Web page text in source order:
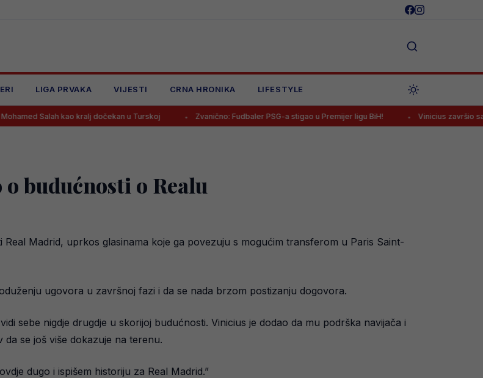
LIGA PRVAKA VIJESTI CRNA HRONIKA LIFESTYLE
kao kralj dočekan u Turskoj Zvanično: Fudbaler PSG-a stigao u Premijer ligu BiH! Vinicius završio sastanak s
budućnosti o Realu
Madrid, uprkos glasinama koje ga povezuju s mogućim transferom u Paris Saint-
ugovora u završnoj fazi i da se nada brzom postizanju dogovora.
sebe nigdje drugdje u skorijoj budućnosti. Vinicius je dodao da mu podrška navijača i
se još više dokazuje na terenu.
dugo i ispišem historiju za Real Madrid.”